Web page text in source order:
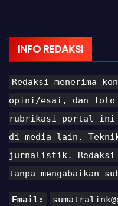
INFO REDAKSI
Redaksi menerima
opini/esai, dan foto
rubrikasi portal ini
di media lain.
jurnalistik. Redaksi
tanpa mengabaikan
Email: